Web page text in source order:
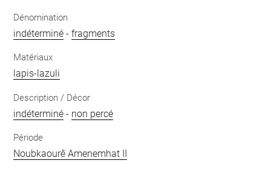
Dénomination
indéterminé -fragments
Matériaux
lapis-lazuli
Description / Décor
indéterminé - non percé
Période
Noubkaourê Amenemhat II